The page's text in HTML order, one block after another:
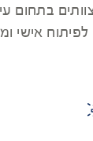
בתחום
אישי